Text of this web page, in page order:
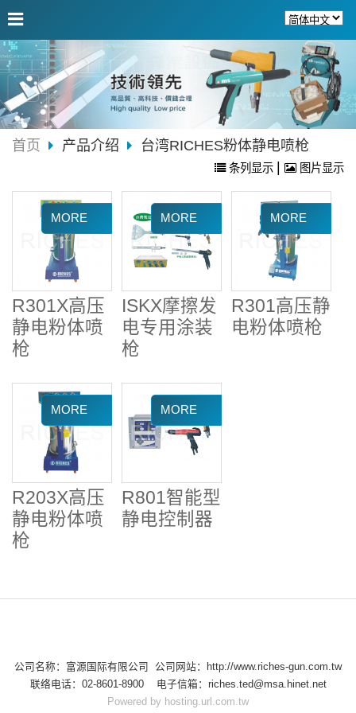
首页 产品介绍 台湾RICHES粉体静电喷枪
条列显示 | 图片显示
R301X高压
静电粉体喷
枪
ISKX摩擦发
电专用涂装
枪
R301高压静
电粉体喷枪
R203X高压
静电粉体喷
枪
R801智能型
静电控制器
公司名称：富源国际有限公司 公司网站：http://www.riches-gun.com.tw
联络电话：02-8601-8900 电子信箱：riches.ted@msa.hinet.net
Powered by hosting.url.com.tw